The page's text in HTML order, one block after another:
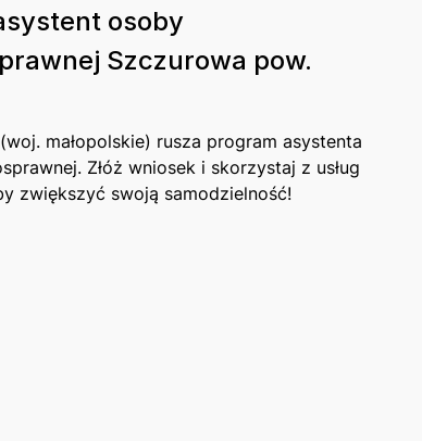
osoby
Szczurowa pow.
małopolskie) rusza program asystenta
Złóż wniosek i skorzystaj z usług
zwiększyć swoją samodzielność!